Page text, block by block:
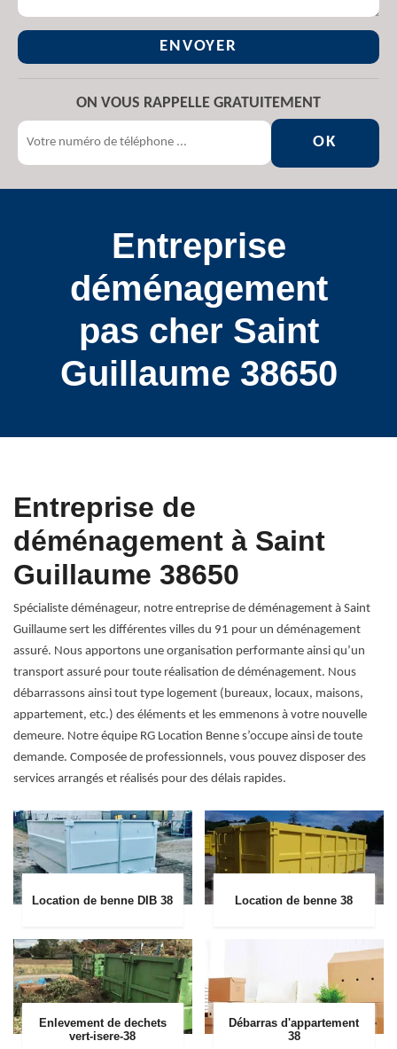
ON VOUS RAPPELLE GRATUITEMENT
Entreprise
déménagement
pas cher Saint
Guillaume 38650
Entreprise de
déménagement à Saint
Guillaume 38650
Spécialiste déménageur, notre entreprise de déménagement à Saint
Guillaume sert les différentes villes du 91 pour un déménagement
assuré. Nous apportons une organisation performante ainsi qu’un
transport assuré pour toute réalisation de déménagement. Nous
débarrassons ainsi tout type logement (bureaux, locaux, maisons,
appartement, etc.) des éléments et les emmenons à votre nouvelle
demeure. Notre équipe RG Location Benne s’occupe ainsi de toute
demande. Composée de professionnels, vous pouvez disposer des
services arrangés et réalisés pour des délais rapides.
Location de benne DIB 38 Location de benne 38
Enlevement de dechets
vert-isere-38
Débarras d'appartement
38